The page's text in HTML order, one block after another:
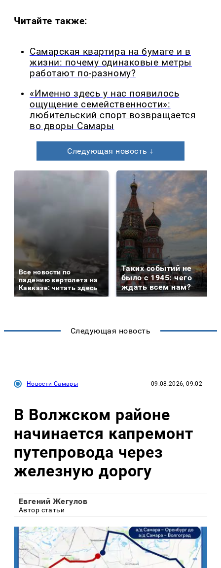
Читайте также:
Самарская квартира на бумаге и в
жизни: почему одинаковые метры
работают по-разному?
«Именно здесь у нас появилось
ощущение семейственности»:
любительский спорт возвращается
во дворы Самары
Следующая новость ↓
Все новости по
падению вертолета на
Кавказе: читать здесь
Таких событий не
было с 1945: чего
ждать всем нам?
Следующая новость
Новости Самары 09.08.2026, 09:02
В Волжском районе
начинается капремонт
путепровода через
железную дорогу
Евгений Жегулов
Автор статьи